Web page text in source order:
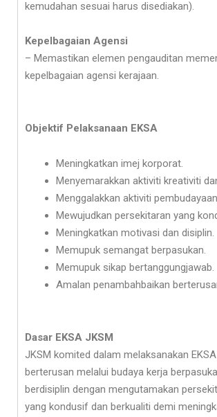
kemudahan sesuai harus disediakan).
Kepelbagaian Agensi
– Memastikan elemen pengauditan
kepelbagaian agensi kerajaan.
Objektif Pelaksanaan EKSA
Meningkatkan imej korporat.
Menyemarakkan aktiviti kreativiti
Menggalakkan aktiviti
Mewujudkan persekitaran yang
Meningkatkan motivasi dan disiplin.
Memupuk semangat berpasukan.
Memupuk sikap bertanggungjawab.
Amalan penambahbaikan
Dasar EKSA JKSM
JKSM komited dalam melaksanakan
berterusan melalui budaya kerja
berdisiplin dengan mengutamakan
yang kondusif dan berkualiti demi